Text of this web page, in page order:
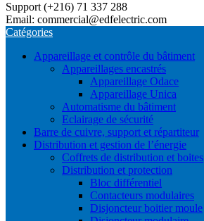
Support (+216) 71 337 288
Email: commercial@edfelectric.com
Catégories
Appareillage et contrôle du bâtiment
Appareillages encastrés
Appareillage Odace
Appareillage Unica
Automatisme du bâtiment
Eclairage de sécurité
Barre de cuivre, support et répartiteur
Distribution et gestion de l’énergie
Coffrets de distribution et boites
Distribution et protection
Bloc différentiel
Contacteurs modulaires
Disjoncteur boitier moule